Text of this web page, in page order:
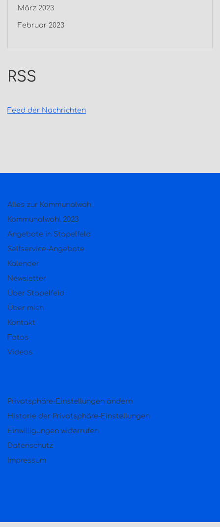
März 2023
Februar 2023
RSS
Feed der Nachrichten
Alles zur Kommunalwahl
Kommunalwahl 2023
Angebote in Stapelfeld
Selfservice-Angebote
Kalender
Newsletter
Über Stapelfeld
Über mich
Kontakt
Fotos
Videos
Privatsphäre-Einstellungen ändern
Historie der Privatsphäre-Einstellungen
Einwilligungen widerrufen
Datenschutz
Impressum